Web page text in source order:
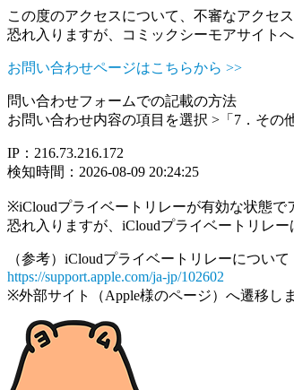
この度のアクセスについて、不審なアクセ
恐れ入りますが、コミックシーモアサイト
お問い合わせページはこちらから >>
問い合わせフォームでの記載の方法
お問い合わせ内容の項目を選択 >「7．その
IP：216.73.216.172
検知時間：2026-08-09 20:24:25
※iCloudプライベートリレーが有効な状態で
恐れ入りますが、iCloudプライベートリレー
（参考）iCloudプライベートリレーについて
https://support.apple.com/ja-jp/102602
※外部サイト（Apple様のページ）へ遷移し